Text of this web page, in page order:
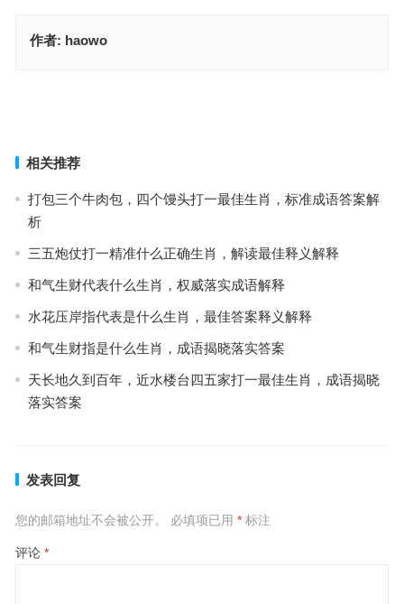
作者: haowo
相关推荐
打包三个牛肉包，四个馒头打一最佳生肖，标准成语答案解
析
三五炮仗打一精准什么正确生肖，解读最佳释义解释
和气生财代表什么生肖，权威落实成语解释
水花压岸指代表是什么生肖，最佳答案释义解释
和气生财指是什么生肖，成语揭晓落实答案
天长地久到百年，近水楼台四五家打一最佳生肖，成语揭晓
落实答案
发表回复
您的邮箱地址不会被公开。 必填项已用 *标注
评论 *